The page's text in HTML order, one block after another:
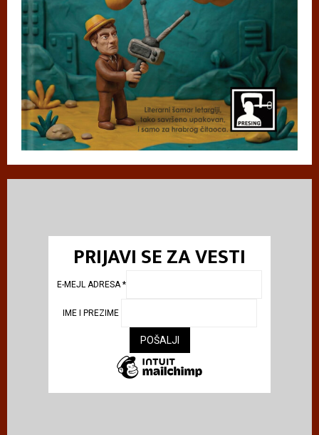
PRIJAVI SE ZA VESTI
E-MEJL ADRESA*
IME I PREZIME